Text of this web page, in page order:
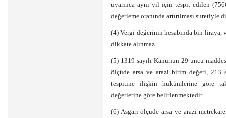
uyarınca aynı yıl için tespit edilen
değerleme oranında artırılması suretiyle
(4) Vergi değerinin hesabında bin liraya,
dikkate alınmaz.
(5) 1319 sayılı Kanunun 29 uncu
ölçüde arsa ve arazi birim değeri, 213
tespitine ilişkin hükümlerine göre
değerlerine göre belirlenmektedir.
(6) Asgari ölçüde arsa ve arazi